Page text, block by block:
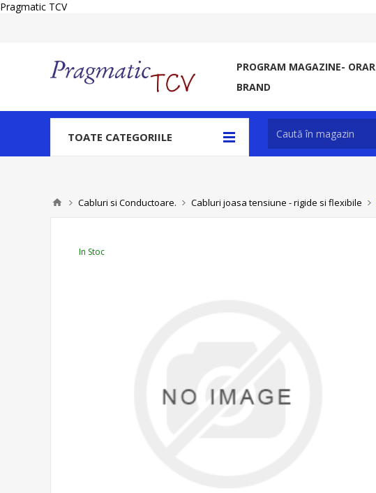
Pragmatic TCV
PROGRAM MAGAZINE- ORAR
BRAND
TOATE CATEGORIILE
Cabluri si Conductoare. Cabluri joasa tensiune - rigide si flexibile
In Stoc